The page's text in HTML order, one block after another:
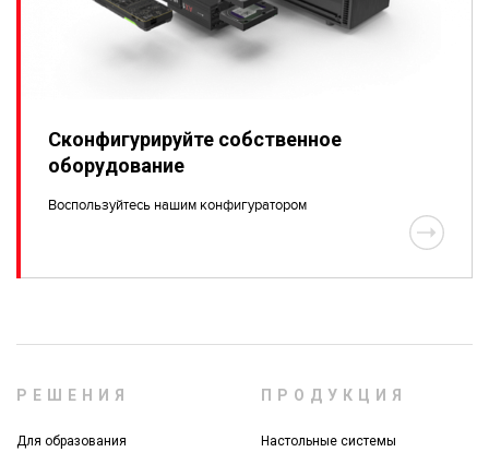
Сконфигурируйте собственное
оборудование
Воспользуйтесь нашим конфигуратором
РЕШЕНИЯ
Для образования
ПРОДУКЦИЯ
Настольные системы